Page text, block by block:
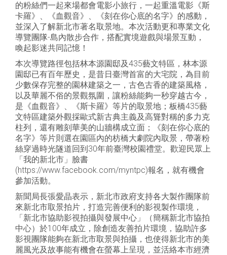
的粉絲們一起來場都會電影小旅行，一起重溫電影《斯
卡羅》、《血觀音》、《刻在你心底的名字》的感動，
並深入了解新北市著名取景地。本次活動更和專業文化
導覽團隊-島內散步合作，搭配實境遊戲與場景互動，
喚起影迷共同記憶！
本次導覽路徑包括林本源園邸及435藝文特區，林本源
園邸已有百年歷史，是昔日臺灣首富的大宅院，為目前
少數保存完整的園林建築之一，古色古香的建築風格，
以及華麗不俗的景觀氛圍，讓粉絲能夠一秒穿越古今，
是《血觀音》、《斯卡羅》等片的取景地；板橋435藝
文特區建築外觀採歐式新古典主義及高聳對稱的多力克
柱列，還有雕刻華美的山牆構成立面；《刻在你心底的
名字》等片則選在園區內的枋橋大劇院內取景，帶著粉
絲穿過時光隧道回到30年前臺灣校園禮堂。歡迎民眾上
「我的新北市」臉書
(https://www.facebook.com/myntpc)報名，就有機會
參加活動。
新聞局長張愛晶表示，新北市政府支持各大製作團隊前
來新北市取景拍片，打造完善便利的影視製作環境，
「新北市協助影視拍攝與發展中心」（簡稱新北市協拍
中心）於100年成立，除創造友善拍片環境，協助許多
影視團隊能夠在新北市取景與拍攝，也使得新北市的美
麗風光及故事能有機會在螢幕上呈現，並活絡本市經濟